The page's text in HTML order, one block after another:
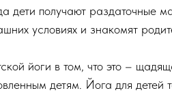
дети получают раздаточные
условиях и знакомят
йоги в том, что это –
детям. Йога для